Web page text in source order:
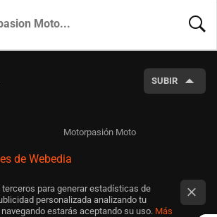
SUBIR
Motorpasión Moto
de Webedia
para generar estadísticas de
personalizada analizando tu
estarás aceptando su uso. Más